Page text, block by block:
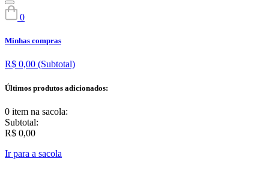
0
Minhas compras
R$ 0,00 (Subtotal)
Últimos produtos adicionados:
0 item na sacola:
Subtotal:
R$ 0,00
Ir para a sacola